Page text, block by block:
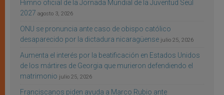
Himno oficial de la Jornada Mundial de la Juventud Seúl
2027 agosto 3, 2026
ONU se pronuncia ante caso de obispo católico
desaparecido por la dictadura nicaragüense julio 25, 2026
Aumenta el interés por la beatificación en Estados Unidos
de los mártires de Georgia que murieron defendiendo el
matrimonio julio 25, 2026
Franciscanos piden ayuda a Marco Rubio ante